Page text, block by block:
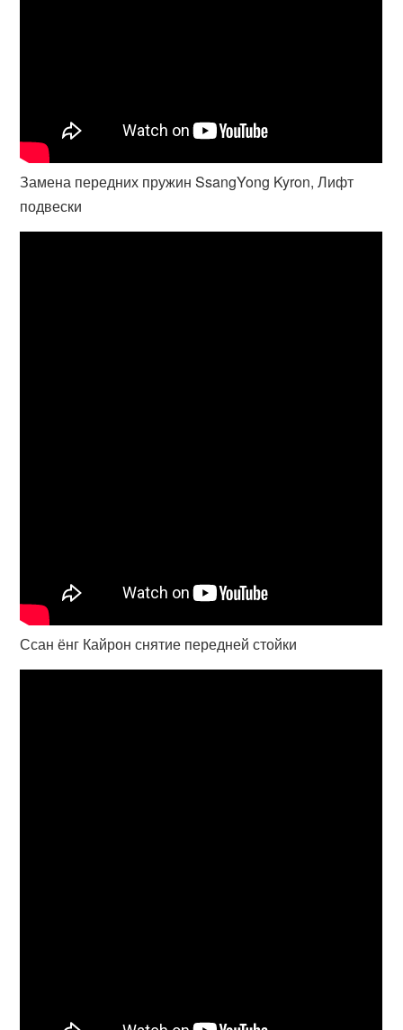
Замена передних пружин SsangYong Kyron, Лифт
подвески
Ссан ёнг Кайрон снятие передней стойки